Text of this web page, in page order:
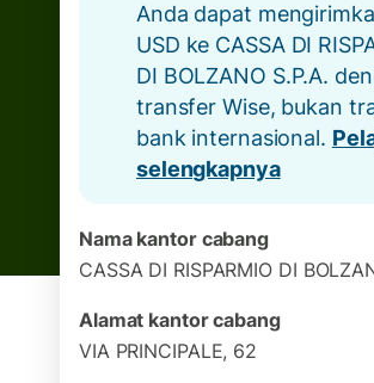
Anda dapat
USD ke CASSA DI
DI BOLZANO S.P.A.
transfer Wise, bukan
bank internasional.
selengkapnya
Nama kantor cabang
CASSA DI RISPARMIO DI
Alamat kantor cabang
VIA PRINCIPALE, 62